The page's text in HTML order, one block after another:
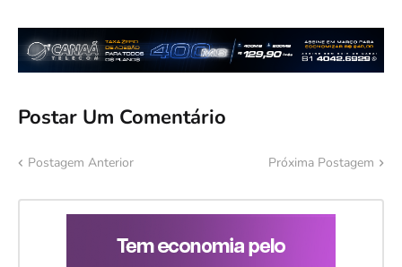
Postar Um Comentário
Postagem Anterior Próxima Postagem